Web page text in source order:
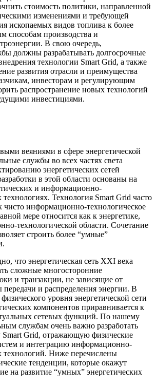
стоимость политики, направленной
изменениями и требующей
ископаемых видов топлива к более
способам производства и
В свою очередь,
должны разрабатывать долгосрочные
технологии Smart Grid, а также
развития отрасли и преимущества
инвесторам и регулирующим
распространение новых технологий
инвестициями.
веяниями в сфере энергетической
службы во всех частях света
энергетических сетей
в этой области основаны на
и информационно-
Технология Smart Grid часто
чисто информационно-технологическое
мере относится как к энергетике,
технологической области. Сочетание
строить более “умные”
что энергетическая сеть XXI века
сложные многосторонние
и транзакции, не зависящие от
и распределения энергии. В
физического уровня энергетической сети
компонентов приравнивается к
сетевых функций. По нашему
службам очень важно разработать
Smart Grid, отражающую физические
и интеграцию информационно-
Ниже перечислены
тенденции, которые окажут
на развитие “умных” энергетических